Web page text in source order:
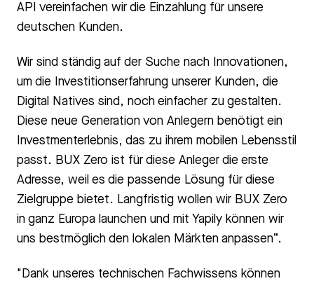
API vereinfachen wir die Einzahlung für unsere
deutschen Kunden.
Wir sind ständig auf der Suche nach Innovationen,
um die Investitionserfahrung unserer Kunden, die
Digital Natives sind, noch einfacher zu gestalten.
Diese neue Generation von Anlegern benötigt ein
Investmenterlebnis, das zu ihrem mobilen Lebensstil
passt. BUX Zero ist für diese Anleger die erste
Adresse, weil es die passende Lösung für diese
Zielgruppe bietet. Langfristig wollen wir BUX Zero
in ganz Europa launchen und mit Yapily können wir
uns bestmöglich den lokalen Märkten anpassen”.
"Dank unseres technischen Fachwissens können